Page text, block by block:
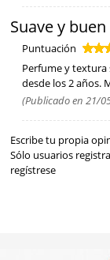
Suave y
Puntuación
Perfume y textura
desde los 2 años.
(Publicado en 21/
Escribe tu propia
Sólo usuarios
regístrese